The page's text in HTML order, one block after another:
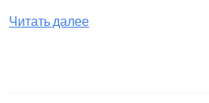
Читать далее